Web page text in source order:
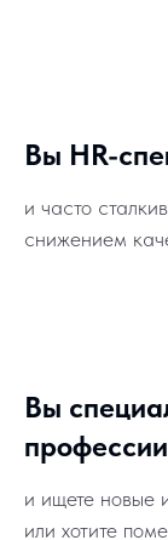
Вы HR-
и часто
снижением
Вы
профессии
и ищете новые
или хотите